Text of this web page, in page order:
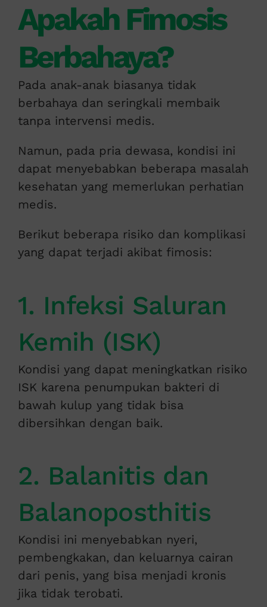
Apakah Fimosis
Berbahaya?
Pada anak-anak biasanya tidak
berbahaya dan seringkali membaik
tanpa intervensi medis.
Namun, pada pria dewasa, kondisi ini
dapat menyebabkan beberapa masalah
kesehatan yang memerlukan perhatian
medis.
Berikut beberapa risiko dan komplikasi
yang dapat terjadi akibat fimosis:
1. Infeksi Saluran
Kemih (ISK)
Kondisi yang dapat meningkatkan risiko
ISK karena penumpukan bakteri di
bawah kulup yang tidak bisa
dibersihkan dengan baik.
2. Balanitis dan
Balanoposthitis
Kondisi ini menyebabkan nyeri,
pembengkakan, dan keluarnya cairan
dari penis, yang bisa menjadi kronis
jika tidak terobati.